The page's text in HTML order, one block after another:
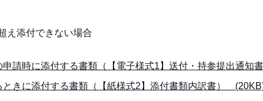
え添付できない場合
申請時に添付する書類（【電子様式1】送付・持参提出通知
ときに添付する書類（【紙様式2】添付書類内訳書）